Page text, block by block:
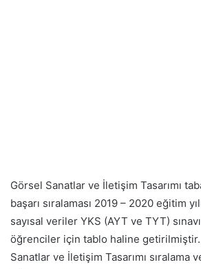
Görsel Sanatlar ve İletişim Tasarımı
başarı sıralaması 2019 – 2020 eğitim
sayısal veriler YKS (AYT ve TYT)
öğrenciler için tablo haline
Sanatlar ve İletişim Tasarımı sıralama